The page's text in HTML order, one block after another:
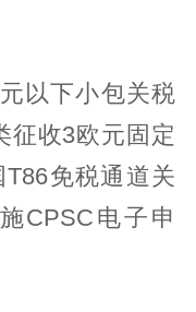
以下小包关税
征收3欧元固定
免税通道关
CPSC电子申